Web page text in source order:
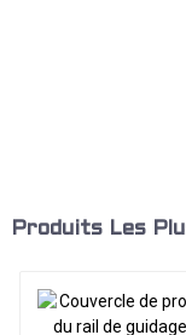
Produits Les